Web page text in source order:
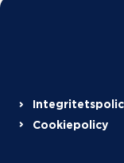
Cookiepolicy